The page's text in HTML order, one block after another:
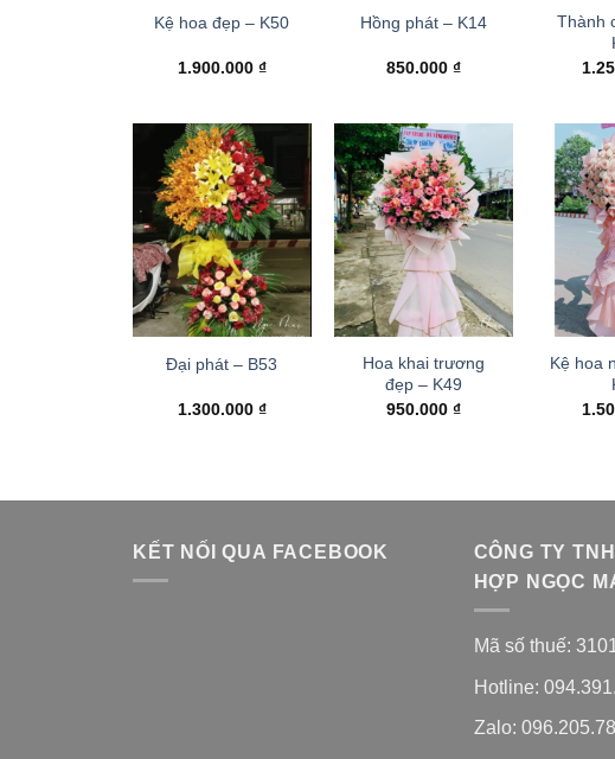
Kệ hoa đẹp – K50
1.900.000 ₫
Hồng phát – K14
850.000₫
Thành
Đại phát – B53
1.300.000 ₫
Hoa khai trương
đẹp – K49
950.000₫
Kệ hoa
KẾT NỐI QUA FACEBOOK
CÔNG TY
HỢP NGỌC
Mã số thuế:
Hotline:
Zalo: